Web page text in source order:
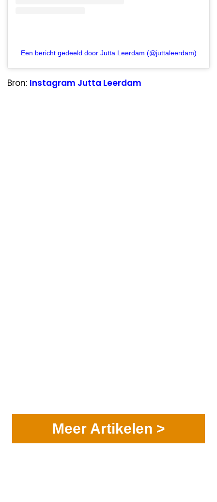
Een bericht gedeeld door Jutta Leerdam (@juttaleerdam)
Bron: Instagram Jutta Leerdam
Meer Artikelen >